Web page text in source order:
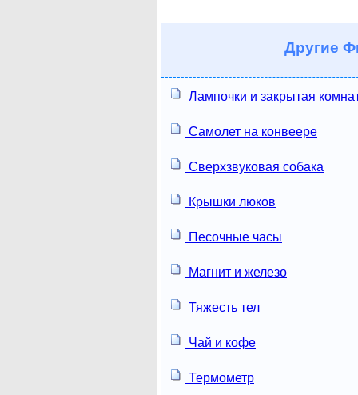
Другие
Лампочки и закрытая
Самолет на конвеере
Сверхзвуковая собака
Крышки люков
Песочные часы
Магнит и железо
Тяжесть тел
Чай и кофе
Термометр